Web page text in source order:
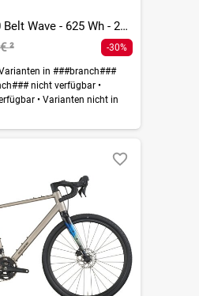
E-Horizon Tour 30 Belt Wave - 625 Wh - 28 Zoll - Tiefeinsteiger
€² -30%
in ###branch###
nicht verfügbar •
•Varianten nicht in